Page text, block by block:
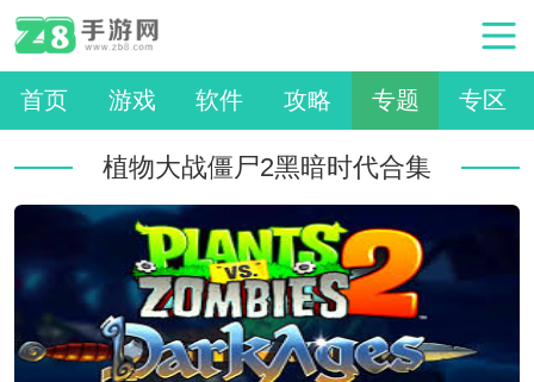
首页 游戏 软件 攻略 专题 专区
植物大战僵尸2黑暗时代合集